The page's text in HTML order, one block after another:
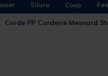
Silure Coup
Corde PP Corderie Mesnard